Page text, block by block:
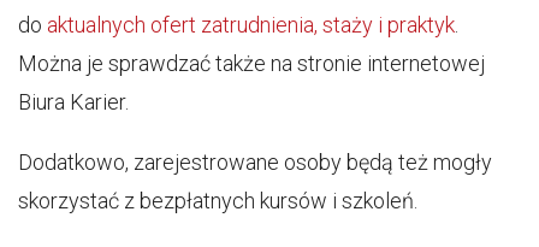
do aktualnych ofert zatrudnienia, staży i praktyk
Można je sprawdzać także na stronie internetowej
Biura Karier.
Dodatkowo, zarejestrowane osoby będą też mogły
skorzystać z bezpłatnych kursów i szkoleń.